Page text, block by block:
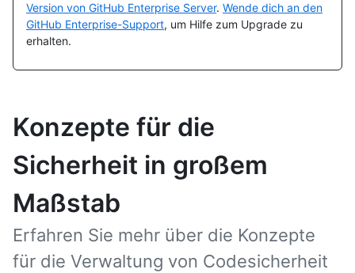
Version von GitHub Enterprise Server. Wende dich an den
GitHub Enterprise-Support, um Hilfe zum Upgrade zu
erhalten.
Konzepte für die
Sicherheit in großem
Maßstab
Erfahren Sie mehr über die Konzepte
für die Verwaltung von Codesicherheit